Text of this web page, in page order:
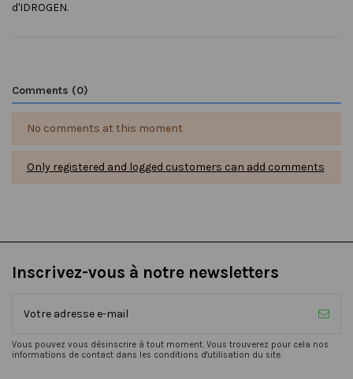
d'IDROGEN.
Comments (0)
No comments at this moment
Only registered and logged customers can add comments
Inscrivez-vous à notre newsletters
Vous pouvez vous désinscrire à tout moment. Vous trouverez pour cela nos
informations de contact dans les conditions d'utilisation du site.